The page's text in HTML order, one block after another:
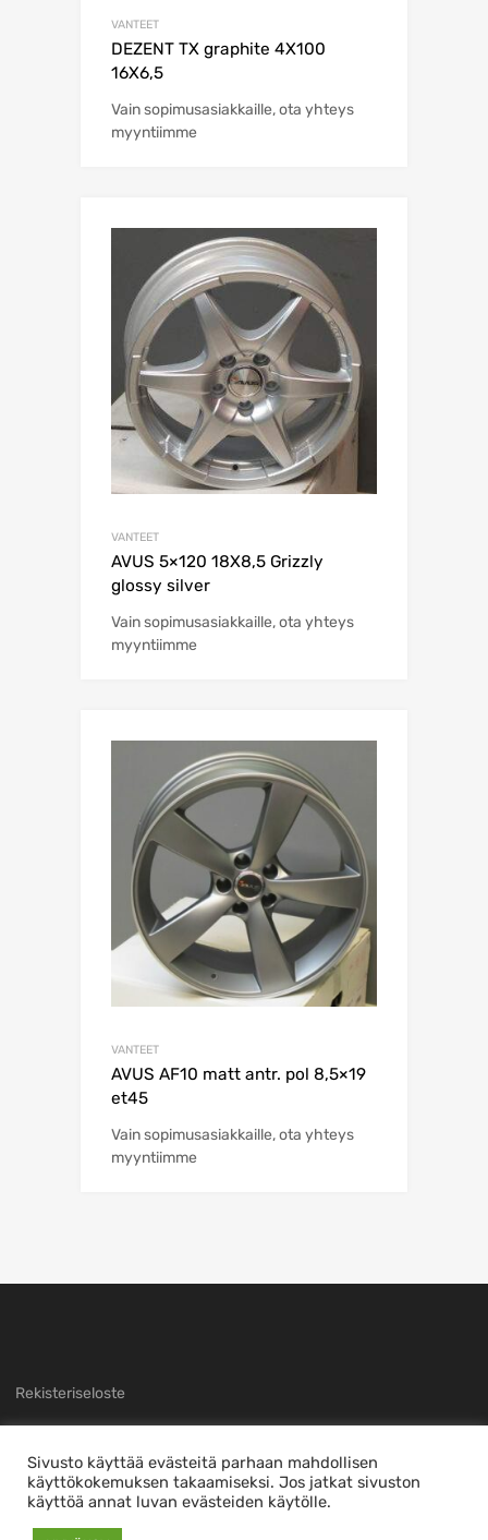
VANTEET
DEZENT TX graphite 4X100
16X6,5
Vain sopimusasiakkaille, ota yhteys
myyntiimme
VANTEET
AVUS 5×120 18X8,5 Grizzly
glossy silver
Vain sopimusasiakkaille, ota yhteys
myyntiimme
VANTEET
AVUS AF10 matt antr. pol 8,5×19
et45
Vain sopimusasiakkaille, ota yhteys
myyntiimme
Rekisteriseloste
Copyright ©2026 Sivuston toteutti
Sivusto käyttää evästeitä parhaan mahdollisen
käyttökokemuksen takaamiseksi. Jos jatkat sivuston
käyttöä annat luvan evästeiden käytölle.